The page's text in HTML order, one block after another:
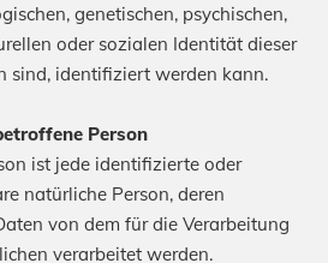
genetischen, psychischen,
oder sozialen Identität dieser
sind, identifiziert werden kann.
Person
ist jede identifizierte oder
natürliche Person, deren
von dem für die Verarbeitung
verarbeitet werden.